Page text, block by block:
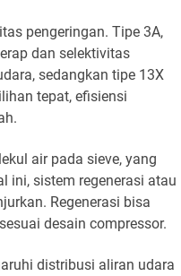
pengeringan. Tipe 3A,
dan selektivitas
sedangkan tipe 13X
tepat, efisiensi
air pada sieve, yang
ini, sistem regenerasi atau
Regenerasi bisa
desain compressor.
distribusi aliran udara